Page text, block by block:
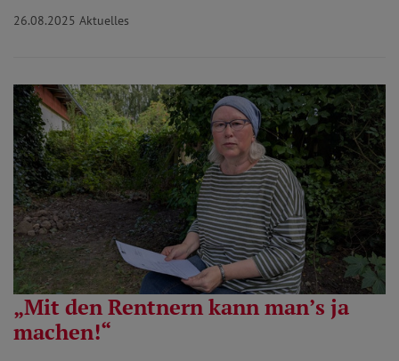
26.08.2025 Aktuelles
„Mit den Rentnern kann man’s ja
machen!“